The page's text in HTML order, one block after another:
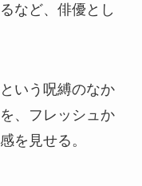
など、俳優とし
いう呪縛のなか
、フレッシュか
を見せる。